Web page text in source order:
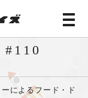
110
によるフード・ドリ